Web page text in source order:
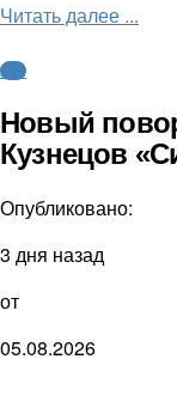
Читать далее ...
КХЛ
Новый
Кузнецов
Опубликовано:
3 дня назад
от
05.08.2026